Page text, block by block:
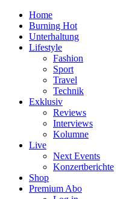
Home
Burning Hot
Unterhaltung
Lifestyle
Fashion
Sport
Travel
Technik
Exklusiv
Reviews
Interviews
Kolumne
Live
Next Events
Konzertberichte
Shop
Premium Abo